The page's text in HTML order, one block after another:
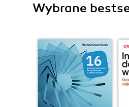
Wybrane